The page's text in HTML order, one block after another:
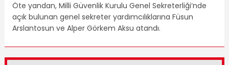
Öte yandan, Milli Güvenlik Kurulu Genel Sekreterliği’nde
açık bulunan genel sekreter yardımcılıklarına Füsun
Arslantosun ve Alper Görkem Aksu atandı.